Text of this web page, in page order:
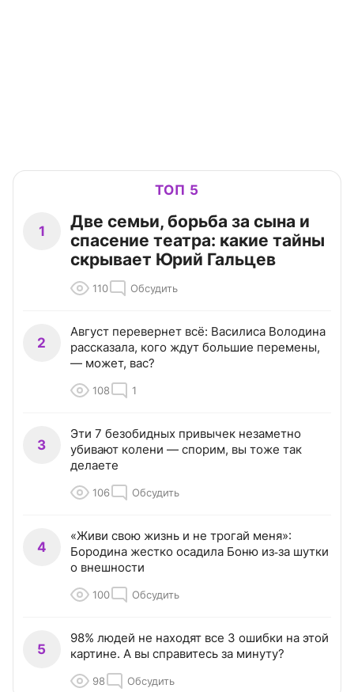
ТОП 5
1
Две семьи, борьба за сына и
спасение театра: какие тайны
скрывает Юрий Гальцев
110 Обсудить
2
Август перевернет всё: Василиса Володина
рассказала, кого ждут большие перемены,
— может, вас?
108 1
3
Эти 7 безобидных привычек незаметно
убивают колени — спорим, вы тоже так
делаете
106 Обсудить
4
«Живи свою жизнь и не трогай меня»:
Бородина жестко осадила Боню из‑за шутки
о внешности
100 Обсудить
5
98% людей не находят все 3 ошибки на этой
картине. А вы справитесь за минуту?
98 Обсудить